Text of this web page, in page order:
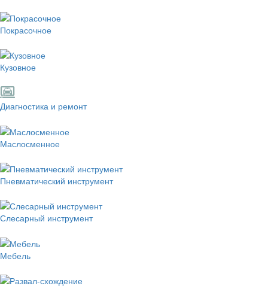
Покрасочное
Кузовное
Диагностика и ремонт
Маслосменное
Пневматический инструмент
Слесарный инструмент
Мебель